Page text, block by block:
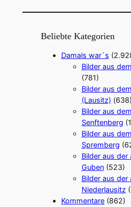
c
Beliebte Kategorien
Damals war´s
Bilder aus
(781)
Bilder aus
(Lausitz) (638)
Bilder aus
Senftenberg
Bilder aus
Spremberg
Bilder aus
Guben(523)
Bilder aus der
Niederlausitz
Kommentare(862)